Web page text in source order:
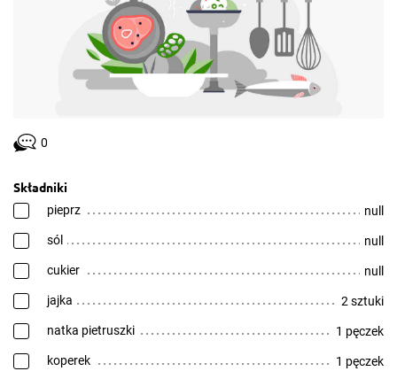
0
Składniki
pieprz null
sól null
cukier null
jajka 2 sztuki
natka pietruszki 1 pęczek
koperek 1 pęczek